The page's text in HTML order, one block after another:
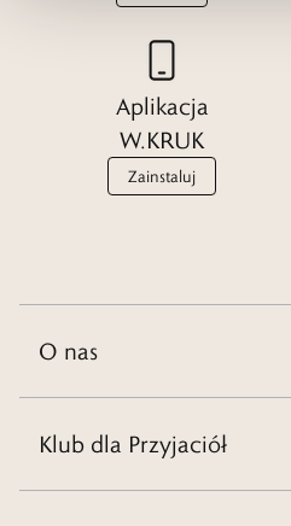
Aplikacja
W.KRUK
Zainstaluj
O nas
Klub dla Przyjaciół